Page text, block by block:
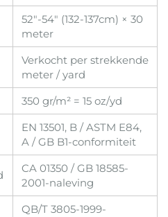
52"-54" (132-137cm) × 30
meter
Verkocht per strekkende
meter / yard
350 gr/m² = 15 oz/yd
EN 13501, B / ASTM E84,
A / GB B1-conformiteit
CA 01350 / GB 18585-
2001-naleving
QB/T 3805-1999-